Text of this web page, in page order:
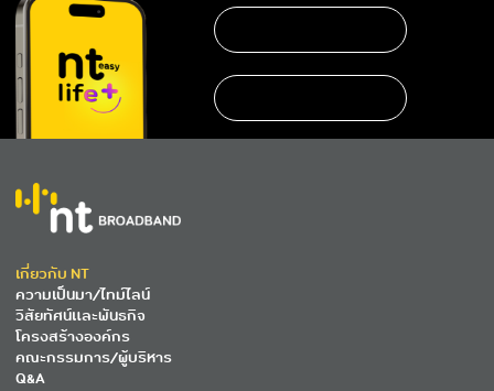
เกี่ยวกับ NT
ความเป็นมา/ไทม์ไลน์
วิสัยทัศน์และพันธกิจ
โครงสร้างองค์กร
คณะกรรมการ/ผู้บริหาร
Q&A